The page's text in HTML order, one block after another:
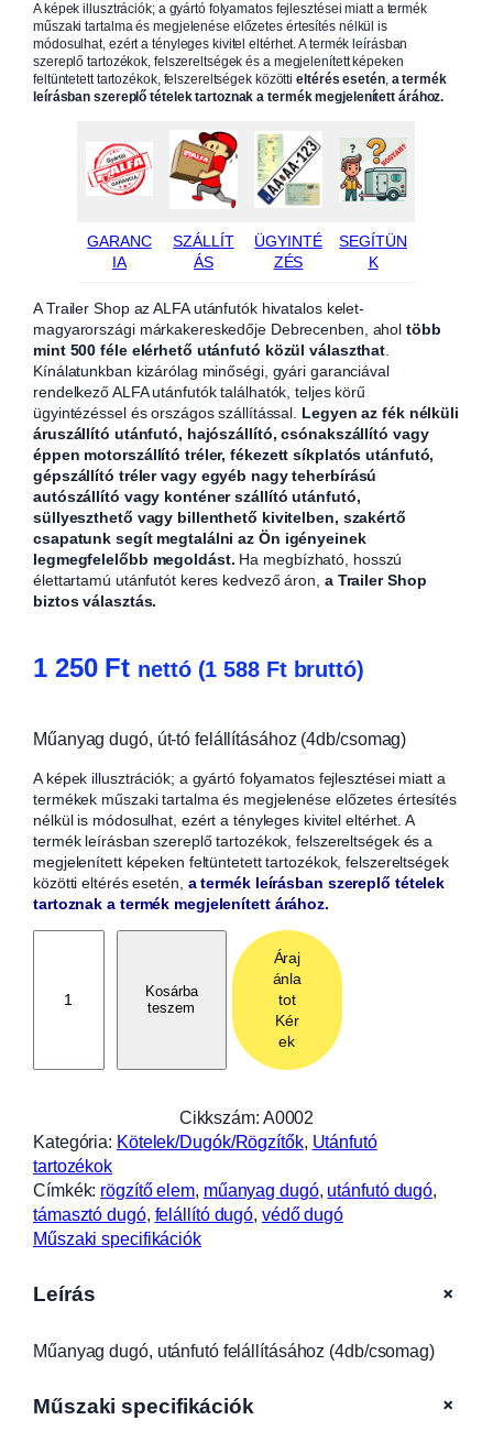
A képek illusztrációk; a gyártó folyamatos fejlesztései miatt a termék
műszaki tartalma és megjelenése előzetes értesítés nélkül is
módosulhat, ezért a tényleges kivitel eltérhet. A termék leírásban
szereplő tartozékok, felszereltségek és a megjelenített képeken
feltüntetett tartozékok, felszereltségek közöttieltérés esetén, a termék
leírásban szereplő tételek tartoznak a termék megjelenített árához.
GARANC
IA
SZÁLLÍT
ÁS
ÜGYINTÉ
ZÉS
SEGÍTÜN
K
A Trailer Shop az ALFA utánfutók hivatalos kelet-
magyarországi márkakereskedője Debrecenben, aholtöbb
mint 500 féle elérhető utánfutó közül választhat.
Kínálatunkban kizárólag minőségi, gyári garanciával
rendelkező ALFA utánfutók találhatók, teljes körű
ügyintézéssel és országos szállítással. Legyen az fék nélküli
áruszállító utánfutó, hajószállító, csónakszállító vagy
éppen motorszállító tréler, fékezett síkplatós utánfutó,
gépszállító tréler vagy egyéb nagy teherbírású
autószállító vagy konténer szállító utánfutó,
süllyeszthető vagy billenthető kivitelben, szakértő
csapatunk segít megtalálni az Ön igényeinek
legmegfelelőbb megoldást. Ha megbízható, hosszú
élettartamú utánfutót keres kedvező áron, a Trailer Shop
biztos választás.
1 250 Ft nettó (1 588 Ftbruttó)
Műanyag dugó, út-tó felállításához (4db/csomag)
A képek illusztrációk; a gyártó folyamatos fejlesztései miatt a
termékek műszaki tartalma és megjelenése előzetes értesítés
nélkül is módosulhat, ezért a tényleges kivitel eltérhet. A
termék leírásban szereplő tartozékok, felszereltségek és a
megjelenített képeken feltüntetett tartozékok, felszereltségek
közötti eltérés esetén, a termék leírásban szereplő tételek
tartoznak a termék megjelenített árához.
u
g
ó
,
u
n
u
ó
Kosárba
teszem
Áraj
ánla
tot
Kér
ek
Cikkszám: A0002
Kategória: Kötelek/Dugók/Rögzítők, Utánfutó
tartozékok
Címkék: rögzítő elem, műanyag dugó, utánfutó dugó
támasztó dugó, felállító dugó, védő dugó
Műszaki specifikációk
Leírás +
Műanyag dugó, utánfutó felállításához (4db/csomag)
Műszaki specifikációk +